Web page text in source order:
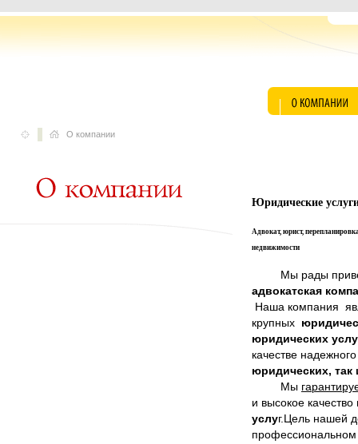
О компании
Юридические
Адвокат, юрист,
недвижимости
Мы рады
адвокатская
Наша компания
крупных
юридических
качестве
юридических,
Мы
и высокое
услуг.Цель нашей